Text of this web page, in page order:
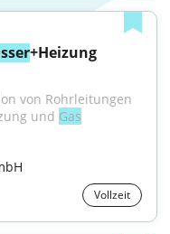
+Heizung
von Rohrleitungen
und Gas
Vollzeit